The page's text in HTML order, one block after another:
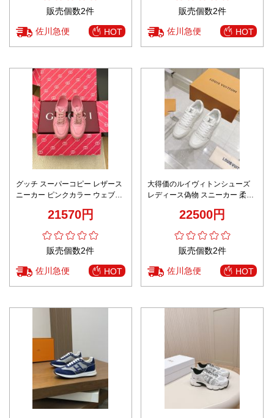
販売個数2件
佐川急便 HOT
販売個数2件
佐川急便 HOT
グッチ スーパーコピー レザース
ニーカー ピンクカラー ウェブラ
21570円
販売個数2件
佐川急便 HOT
大得価のルイヴィトンシューズ
レディース偽物 スニーカー 柔軟
22500円
販売個数2件
佐川急便 HOT